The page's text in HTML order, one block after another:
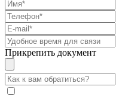
Прикрепить документ